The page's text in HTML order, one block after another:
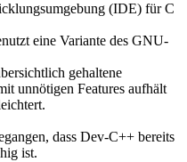
(IDE) für C
eine Variante des GNU-
gehaltene
unnötigen Features aufhält
dass Dev-C++ bereits
ist.